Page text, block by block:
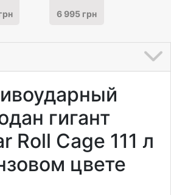
6 995 грн
гигант
Roll Cage 111 л
цвете